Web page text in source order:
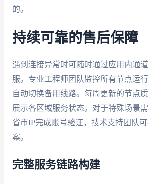
的。
持续可靠的售后保障
遇到连接异常时可随时通过应用内通
服。专业工程师团队监控所有节点运
自动切换备用线路。每周更新的节点
展示各区域服务状态。对于特殊场景
省市IP完成账号验证，技术支持团队
案。
完整服务链路构建